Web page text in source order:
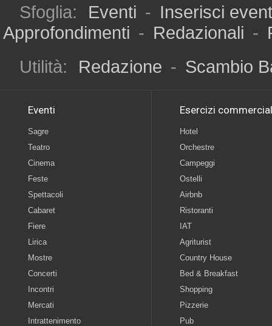
Sfoglia: Eventi - Inserisci
Approfondimenti - Redazionali -
Utilità:
Redazione - Scambio
Eventi
Sagre
Teatro
Cinema
Feste
Spettacoli
Cabaret
Fiere
Lirica
Mostre
Concerti
Incontri
Mercati
Intrattenimento
Esercizi
Hotel
Orchestre
Campeggi
Ostelli
Airbnb
Ristoranti
IAT
Agriturist
Country House
Bed & Breakfast
Shopping
Pizzerie
Pub